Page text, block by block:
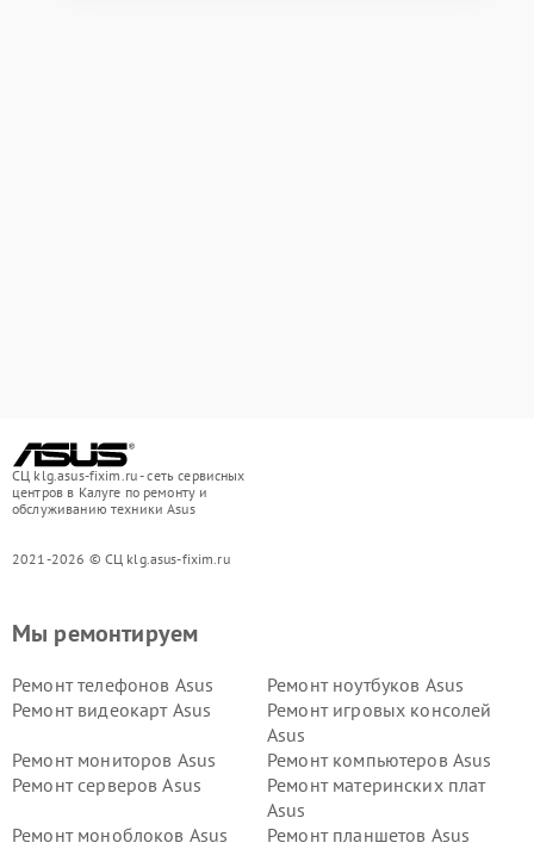
СЦ klg.asus-fixim.ru - сеть сервисных
центров в Калуге по ремонту и
обслуживанию техники Asus
2021-2026 © СЦ klg.asus-fixim.ru
Мы ремонтируем
Ремонт телефонов Asus
Ремонт ноутбуков Asus
Ремонт видеокарт Asus
Ремонт игровых консолей
Asus
Ремонт мониторов Asus
Ремонт компьютеров Asus
Ремонт серверов Asus
Ремонт материнских плат
Asus
Ремонт моноблоков Asus
Ремонт планшетов Asus